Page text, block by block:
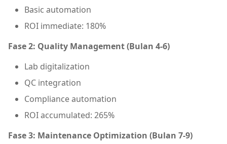
Basic automation
ROI immediate: 180%
Fase 2: Quality Management (Bulan 4-6)
Lab digitalization
QC integration
Compliance automation
ROI accumulated: 265%
Fase 3: Maintenance Optimization (Bulan 7-9)